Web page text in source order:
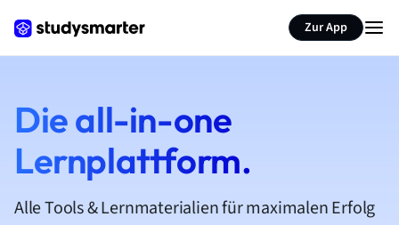
Zur App
Die all-in-one
Lernplattform.
Alle Tools & Lernmaterialien für maximalen Erfolg